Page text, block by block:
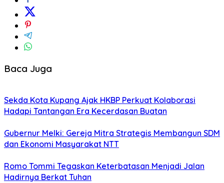
Baca Juga
Sekda Kota Kupang Ajak HKBP Perkuat Kolaborasi
Hadapi Tantangan Era Kecerdasan Buatan
Gubernur Melki: Gereja Mitra Strategis Membangun SDM
dan Ekonomi Masyarakat NTT
Romo Tommi Tegaskan Keterbatasan Menjadi Jalan
Hadirnya Berkat Tuhan